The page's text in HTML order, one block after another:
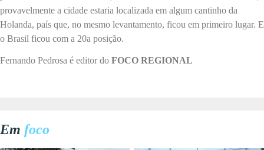
provavelmente a cidade estaria localizada em algum cantinho da
Holanda, país que, no mesmo levantamento, ficou em primeiro lugar. E
o Brasil ficou com a 20a posição.
Fernando Pedrosa é editor do FOCO REGIONAL
Em foco